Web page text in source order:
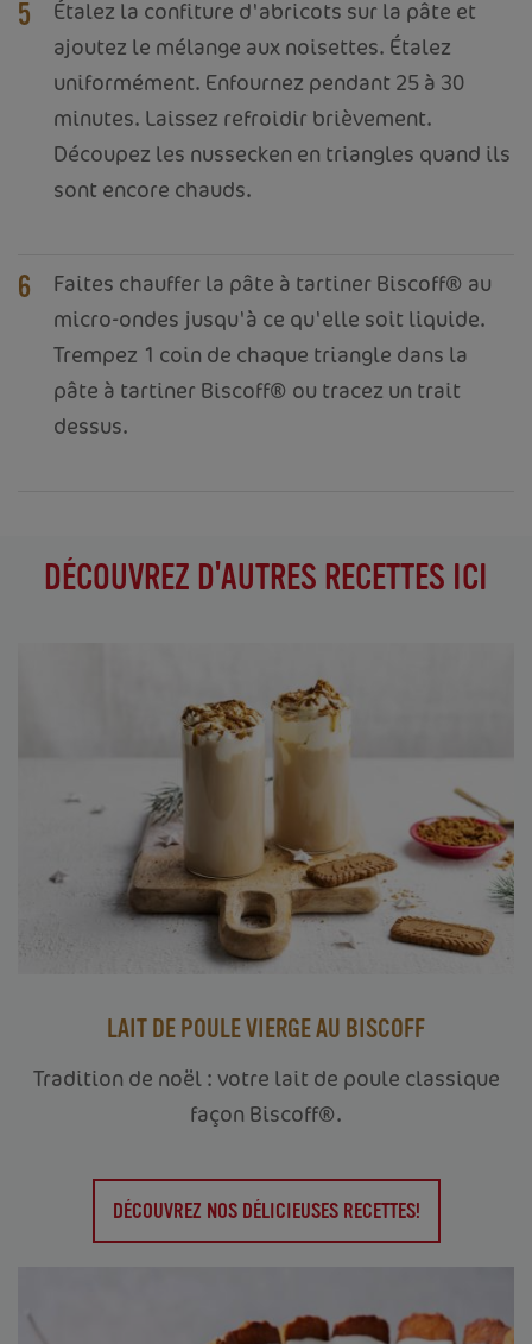
5
Étalez la confiture d'abricots sur la pâte et
ajoutez le mélange aux noisettes. Étalez
uniformément. Enfournez pendant 25 à 30
minutes. Laissez refroidir brièvement.
Découpez les nussecken en triangles quand ils
sont encore chauds.
6
Faites chauffer la pâte à tartiner Biscoff® au
micro-ondes jusqu'à ce qu'elle soit liquide.
Trempez 1 coin de chaque triangle dans la
pâte à tartiner Biscoff® ou tracez un trait
dessus.
DÉCOUVREZ D'AUTRES RECETTES ICI
LAIT DE POULE VIERGE AU BISCOFF
Tradition de noël : votre lait de poule classique
façon Biscoff®.
DÉCOUVREZ NOS DÉLICIEUSES RECETTES!